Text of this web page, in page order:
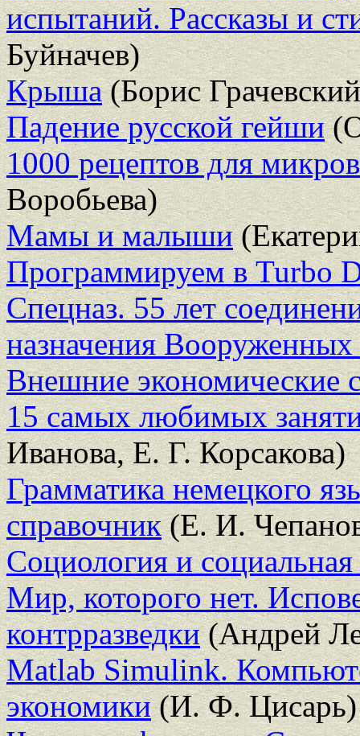
испытаний. Рассказы и
Буйначев)
Крыша(Борис
Падение русской гейши
1000 рецептов для
Воробьева)
Мамы и малыши
Программируем в Turbo
Спецназ. 55 лет
назначения
Внешние экономические
15 самых любимых
Иванова, Е. Г. Корсакова)
Грамматика немецкого
справочник(Е. И.
Социология и социальная
Мир, которого нет.
контрразведки(Андрей
Matlab Simulink.
экономики(И. Ф. Цисарь)